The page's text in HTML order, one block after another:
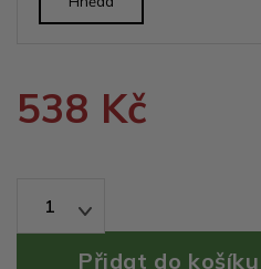
538 Kč
1